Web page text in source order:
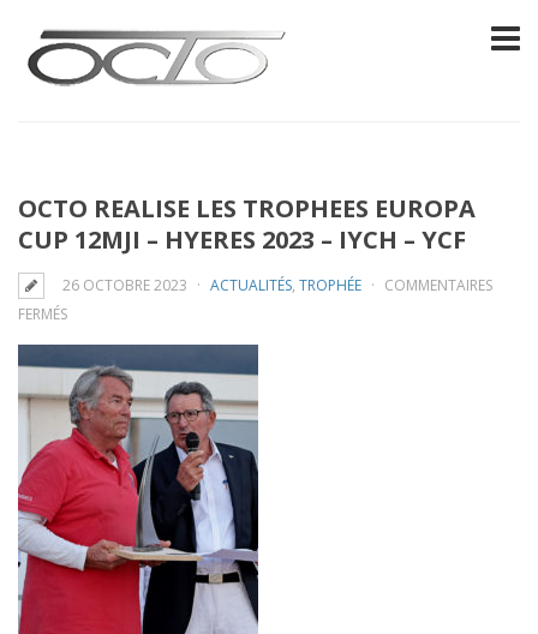
OCTO REALISE LES TROPHEES EUROPA
CUP 12MJI – HYERES 2023 – IYCH – YCF
26 OCTOBRE 2023 ACTUALITÉS, TROPHÉE
COMMENTAIRES
FERMÉSSUR
OCTO
REALISE
LES
TROPHEES
EUROPA
CUP
12MJI
–
HYERES